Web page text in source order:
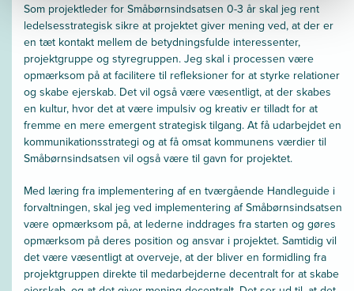
Som projektleder for Småbørnsindsatsen 0-3 år skal jeg rent
ledelsesstrategisk sikre at projektet giver mening ved, at der er
en tæt kontakt mellem de betydningsfulde interessenter,
projektgruppe og styregruppen. Jeg skal i processen være
opmærksom på at facilitere til refleksioner for at styrke relationer
og skabe ejerskab. Det vil også være væsentligt, at der skabes
en kultur, hvor det at være impulsiv og kreativ er tilladt for at
fremme en mere emergent strategisk tilgang. At få udarbejdet en
kommunikationsstrategi og at få omsat kommunens værdier til
Småbørnsindsatsen vil også være til gavn for projektet.
Med læring fra implementering af en tværgående Handleguide i
forvaltningen, skal jeg ved implementering af Småbørnsindsatsen
være opmærksom på, at lederne inddrages fra starten og gøres
opmærksom på deres position og ansvar i projektet. Samtidig vil
det være væsentligt at overveje, at der bliver en formidling fra
projektgruppen direkte til medarbejderne decentralt for at skabe